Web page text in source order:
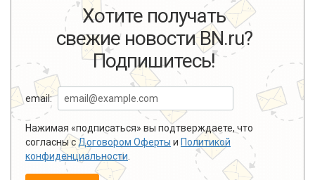
Хотите получать
свежие новости BN.ru?
Подпишитесь!
email:
Нажимая «подписаться» вы подтверждаете, что
согласны сДоговором Оферты и Политикой
конфиденциальности